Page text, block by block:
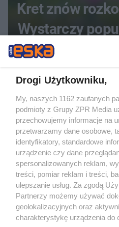
Kret znów
Wystarczy
z kuchni, by
KOSZYKÓWKA
Przyczyna śmierci
Clarke'a.
zwłok
Drogi Użytkowniku,
My, naszych 1162 zaufanych
podmioty z Grupy ZPR Media
przechowujemy informacje na
przetwarzamy dane osobowe,
identyfikatory, standardowe
urządzenie czy dane
spersonalizowanych reklam,
treści, pomiar reklam i treści,
ulepszanie usług. Za zgodą
Partnerzy możemy używać
geolokalizacyjnych oraz
charakterystykę urządzenia do